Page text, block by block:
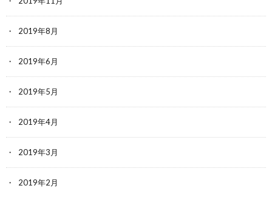
2019年8月
2019年6月
2019年5月
2019年4月
2019年3月
2019年2月